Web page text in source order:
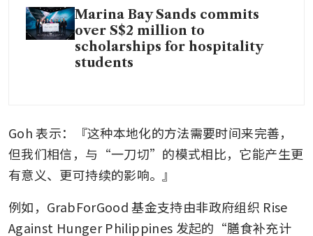
Marina Bay Sands commits
over S$2 million to
scholarships for hospitality
students
Goh 表示：『这种本地化的方法需要时间来完善，
但我们相信，与“一刀切”的模式相比，它能产生更
有意义、更可持续的影响。』
例如，GrabForGood 基金支持由非政府组织 Rise
Against Hunger Philippines 发起的“膳食补充计